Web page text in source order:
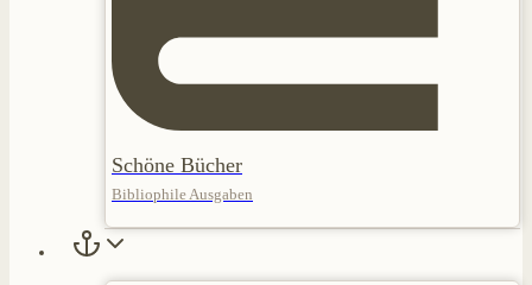
Schöne Bücher
Bibliophile Ausgaben